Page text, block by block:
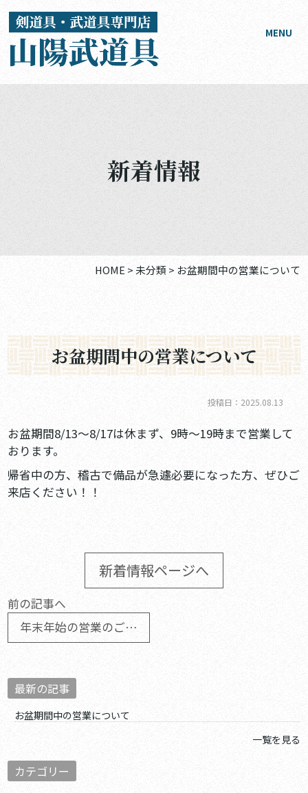
MENU
新着情報
HOME>未分類 > お盆期間中の営業について
お盆期間中の営業について
投稿日：2025.08.13
お盆期間8/13～8/17は休まず、9時～19時まで営業して
おります。
帰省中の方、稽古で備品が急遽必要になった方、ぜひご
来店ください！！
新着情報ページへ
前の記事へ
年末年始の営業のご案内
最新の記事
お盆期間中の営業について
一覧を見る
カテゴリー